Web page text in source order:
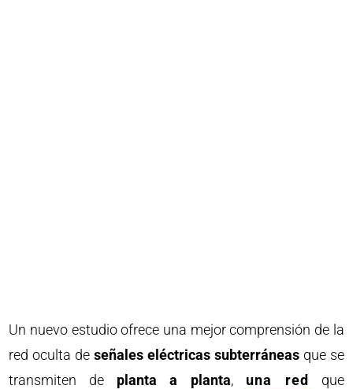
Un nuevo estudio ofrece una mejor comprensión de la
red oculta deseñales eléctricas subterráneasque se
transmiten de planta a planta, una red
que